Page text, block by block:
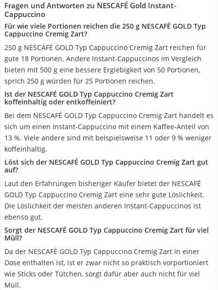
Fragen und Antworten zu NESCAFÉ Gold Instant-
Cappuccino
Für wie viele Portionen reichen die 250 g NESCAFÉ GOLD Typ
Cappuccino Cremig Zart?
250 g NESCAFÉ GOLD Typ Cappuccino Cremig Zart reichen für
gute 18 Portionen. Andere Instant-Cappuccinos im Vergleich
bieten mit 500 g eine bessere Ergiebigkeit von 50 Portionen,
sprich 250 g würden für 25 Portionen reichen.
Ist der NESCAFÉ GOLD Typ Cappuccino Cremig Zart
koffeinhaltig oder entkoffeiniert?
Bei dem NESCAFÉ GOLD Typ Cappuccino Cremig Zart handelt es
sich um einen Instant-Cappuccino mit einem Kaffee-Anteil von
13 %. Viele andere sind mit beispielsweise 11 oder 9 % weniger
koffeinhaltig.
Löst sich der NESCAFÉ GOLD Typ Cappuccino Cremig Zart gut
auf?
Laut den Erfahrungen bisheriger Käufer bietet der NESCAFÉ
GOLD Typ Cappuccino Cremig Zart eine sehr gute Löslichkeit.
Die Löslichkeit der meisten anderen Instant-Cappuccinos ist
ebenso gut.
Sorgt der NESCAFÉ GOLD Typ Cappuccino Cremig Zart für viel
Müll?
Da der NESCAFÉ GOLD Typ Cappuccino Cremig Zart in einer
Dose enthalten ist, ist er zwar nicht so praktisch vorportioniert
wie Sticks oder Tütchen, sorgt dafür aber auch nicht für viel
Müll.